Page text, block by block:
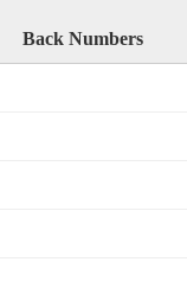
Back Numbers